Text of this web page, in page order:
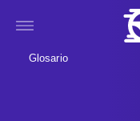
Glosario